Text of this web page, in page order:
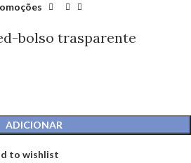
bolso trasparente
ADICIONAR
to wishlist